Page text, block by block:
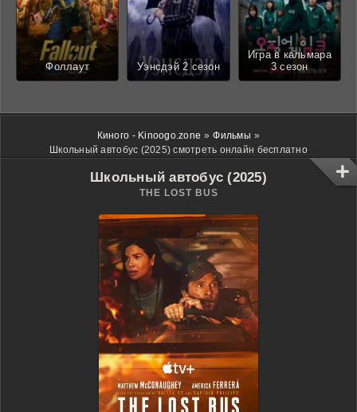
Фоллаут Уэнсдэй 2 сезон
Игра в кальмара
3 сезон
Киного - Kinoogo.zone » Фильмы »
Школьный автобус (2025) смотреть онлайн бесплатно
Школьный автобус (2025)
THE LOST BUS